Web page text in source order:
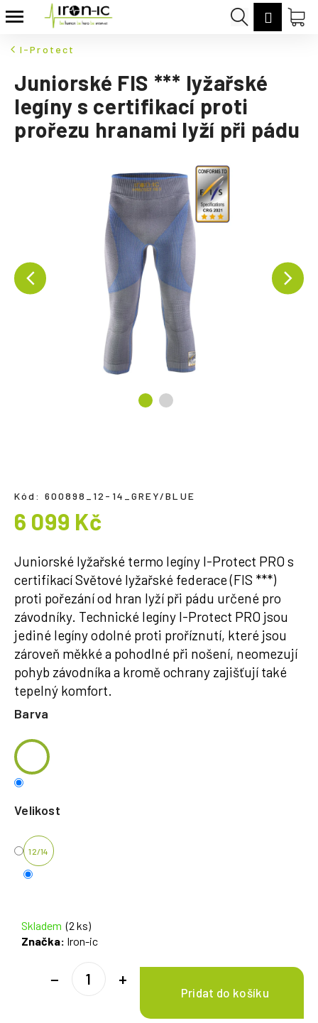
na
Hledat
I-Protect
Juniorské lyžařské termo legíny I-Protect PRO s
certifikací Světové lyžařské federace (FIS ***)
proti pořezání od hran lyží při pádu určené pro
závodníky. Technické legíny I-Protect PRO jsou
jediné legíny odolné proti proříznutí, které jsou
zároveň měkké a pohodlné při nošení, neomezují
pohyb závodníka a kromě ochrany zajišťují také
tepelný komfort.
Barva
Velikost
12/14
Skladem (2 ks)
Značka: Iron-ic
+
−
Kód: 600898_12-14_GREY/BLUE
6 099 Kč
cena:
Juniorské FIS *** lyžařské
legíny s certifikací proti
prořezu hranami lyží při pádu
K
o
C
o
p
o
e
t
e